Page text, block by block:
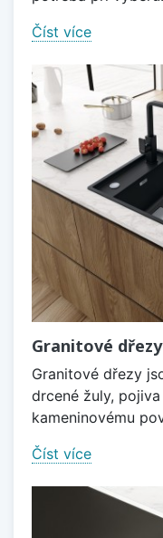
Číst více
Granitové dřezy
Granitové dřezy
drcené žuly,
kameninovému
Číst více